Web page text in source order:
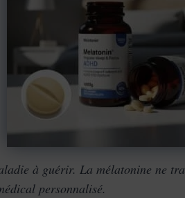
à guérir. La mélatonine ne
personnalisé.